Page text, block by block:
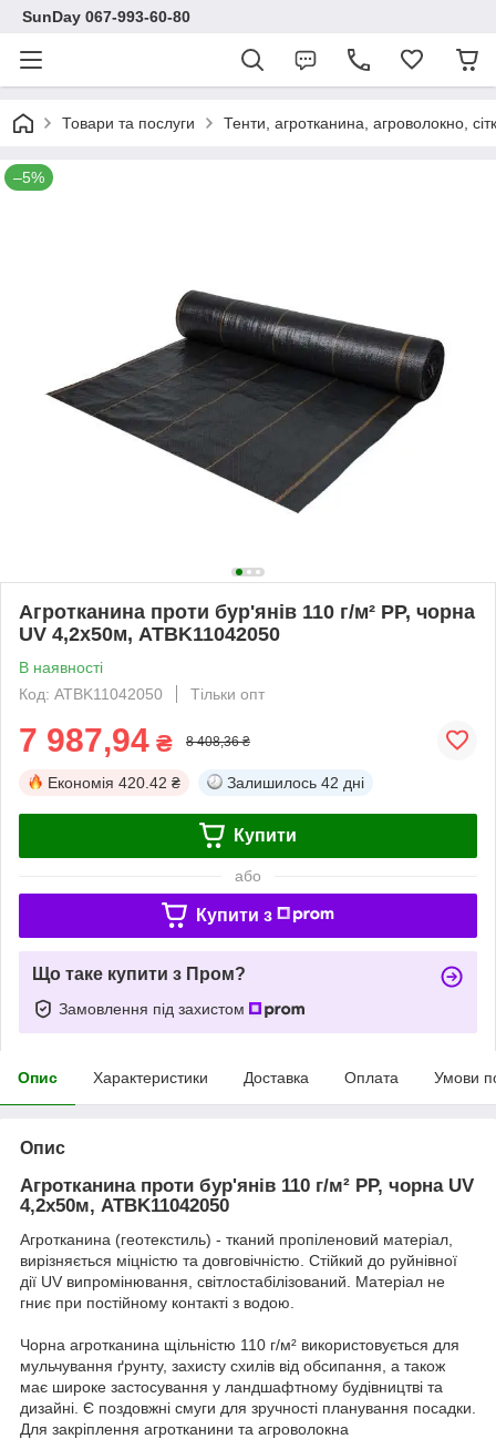
SunDay 067-993-60-80
Товари та послуги Тенти, агротканина, агроволокно,
–5%
Агротканина проти бур'янів 110 г/м² PP, чорна
UV 4,2х50м, ATBK11042050
В наявності
Код: ATBK11042050
Тільки опт
7 987,94 ₴ 8 408,36 ₴
Економія 420.42 ₴ Залишилось 42 дні
Купити
або
Купити з
Що таке купити з Пром?
Замовлення під захистом
Опис Характеристики Доставка Оплата Умови
Опис
Агротканина проти бур'янів 110 г/м² PP, чорна UV
4,2х50м, ATBK11042050
Агротканина (геотекстиль) - тканий пропіленовий матеріал,
вирізняється міцністю та довговічністю. Стійкий до руйнівної
дії UV випромінювання, світлостабілізований. Матеріал не
гниє при постійному контакті з водою.
Чорна агротканина щільністю 110 г/м² використовується для
мульчування ґрунту, захисту схилів від обсипання, а також
має широке застосування у ландшафтному будівництві та
дизайні. Є поздовжні смуги для зручності планування посадки.
Для закріплення агротканини та агроволокна